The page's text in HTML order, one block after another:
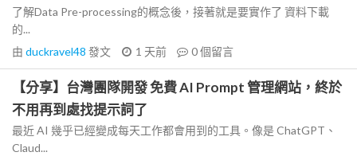
了解Data Pre-processing的概念後，接著就是要實作了 資料下載
的...
由 duckravel48 發文 1 天前 0個留言
【分享】台灣團隊開發 免費 AI Prompt 管理網站，終於
不用再到處找提示詞了
最近 AI 幾乎已經變成每天工作都會用到的工具。像是 ChatGPT、
Claud...